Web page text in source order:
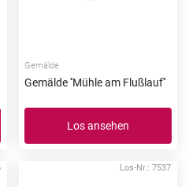
Gemälde
Gemälde ''Mühle am Flußlauf''
Los ansehen
Los-Nr.: 7537